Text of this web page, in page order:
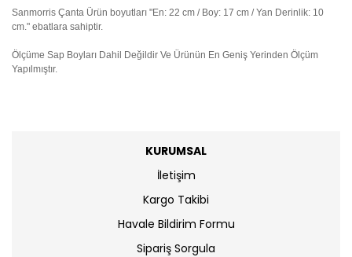
Sanmorris Çanta Ürün boyutları "En: 22 cm / Boy: 17 cm / Yan Derinlik: 10
cm." ebatlara sahiptir.
Ölçüme Sap Boyları Dahil Değildir Ve Ürünün En Geniş Yerinden Ölçüm
Yapılmıştır.
KURUMSAL
İletişim
Kargo Takibi
Havale Bildirim Formu
Sipariş Sorgula